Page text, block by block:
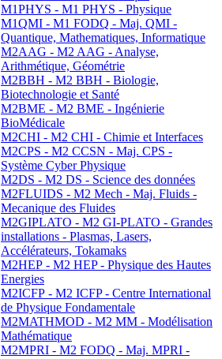
M1PHYS - M1 PHYS - Physique
M1QMI - M1 FODQ - Maj. QMI -
Quantique, Mathematiques, Informatique
M2AAG - M2 AAG - Analyse,
Arithmétique, Géométrie
M2BBH - M2 BBH - Biologie,
Biotechnologie et Santé
M2BME - M2 BME - Ingénierie
BioMédicale
M2CHI - M2 CHI - Chimie et Interfaces
M2CPS - M2 CCSN - Maj. CPS -
Système Cyber Physique
M2DS - M2 DS - Science des données
M2FLUIDS - M2 Mech - Maj. Fluids -
Mecanique des Fluides
M2GIPLATO - M2 GI-PLATO - Grandes
installations - Plasmas, Lasers,
Accélérateurs, Tokamaks
M2HEP - M2 HEP - Physique des Hautes
Energies
M2ICFP - M2 ICFP - Centre International
de Physique Fondamentale
M2MATHMOD - M2 MM - Modélisation
Mathématique
M2MPRI - M2 FODQ - Maj. MPRI -